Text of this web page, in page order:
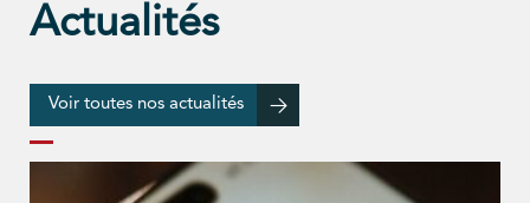
Actualités
Voir toutes nos actualités